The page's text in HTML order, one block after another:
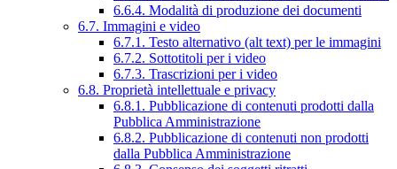
6.6.4. Modalità di produzione dei documenti
6.7. Immagini e video
6.7.1. Testo alternativo (alt text) per le immagini
6.7.2. Sottotitoli per i video
6.7.3. Trascrizioni per i video
6.8. Proprietà intellettuale e privacy
6.8.1. Pubblicazione di contenuti prodotti dalla
Pubblica Amministrazione
6.8.2. Pubblicazione di contenuti non prodotti
dalla Pubblica Amministrazione